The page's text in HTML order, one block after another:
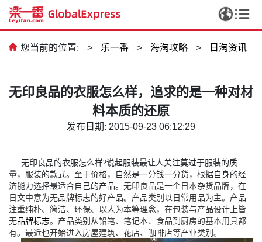
您当前的位置: > 乐一番 > 海淘攻略 > 日淘资讯
无印良品的衣服怎么样，追求的是一种对材
料本质的还原
发布日期: 2015-09-23 06:12:29
无印良品的衣服怎么样?说起服装最让人关注莫过于服装的质
量，服装的款式。至于价格，自然是一分钱一分货，根据自身的经
济能力选择最适合自己的产品。 无印良品是一个日本杂货品牌，在
日文中意为无品牌标志的好产品。产品类别以日常用品为主。产品
注重纯朴、简洁、环保、以人为本等理念，在包装与产品设计上皆
无品牌标志。 产品类别从铅笔、笔记本、食品到厨房的基本用具都
有。最近也开始进入房屋建筑、花店、咖啡店等产业类别。